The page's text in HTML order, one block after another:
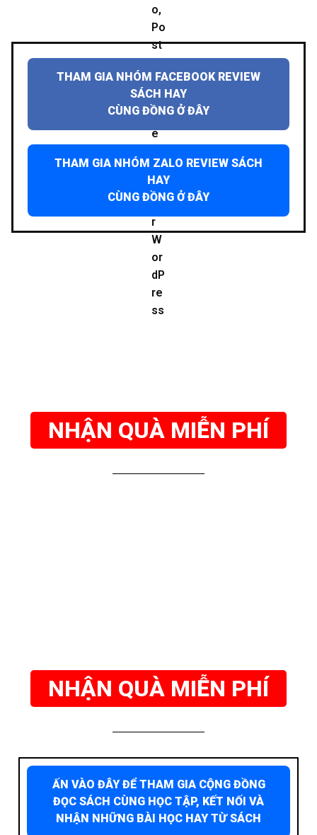
THAM GIA NHÓM FACEBOOK REVIEW
SÁCH HAY
CÙNG ĐỒNG Ở ĐÂY
THAM GIA NHÓM ZALO REVIEW SÁCH
HAY
CÙNG ĐỒNG Ở ĐÂY
NHẬN QUÀ MIỄN PHÍ
NHẬN QUÀ MIỄN PHÍ
ẤN VÀO ĐÂY ĐỂ THAM GIA CỘNG ĐỒNG
ĐỌC SÁCH CÙNG HỌC TẬP, KẾT NỐI VÀ
NHẬN NHỮNG BÀI HỌC HAY TỪ SÁCH